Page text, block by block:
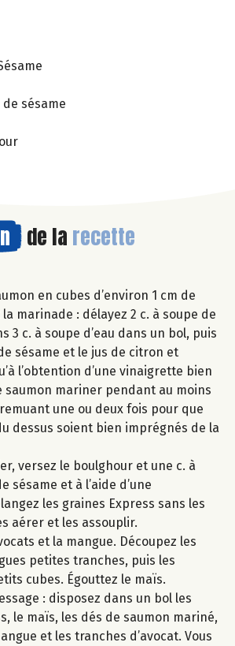
de sésame
de la recette
en cubes d’environ 1 cm de
marinade : délayez 2 c. à soupe de
3 c. à soupe d’eau dans un bol, puis
sésame et le jus de citron et
l’obtention d’une vinaigrette bien
saumon mariner pendant au moins
une ou deux fois pour que
dessus soient bien imprégnés de la
versez le boulghour et une c. à
sésame et à l’aide d’une
les graines Express sans les
aérer et les assouplir.
et la mangue. Découpez les
petites tranches, puis les
cubes. Égouttez le maïs.
: disposez dans un bol les
le maïs, les dés de saumon mariné,
et les tranches d’avocat. Vous